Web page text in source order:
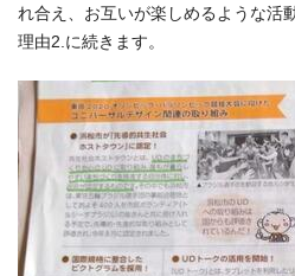
れ合え、お互いが楽しめるような活
理由2.に続きます。